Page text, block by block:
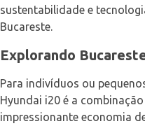
sustentabilidade e
Bucareste.
Explorando
Para indivíduos ou
Hyundai i20 é a
impressionante economia